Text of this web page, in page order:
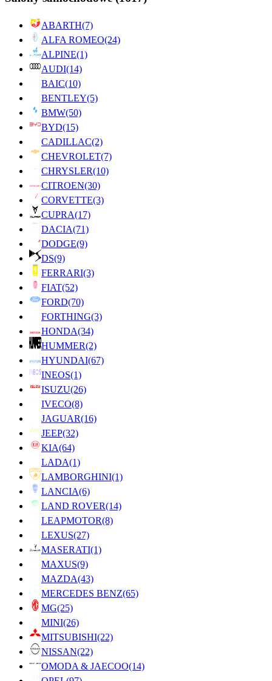
ABARTH(7)
ALFA ROMEO(24)
ALPINE(1)
AUDI(14)
BAIC(10)
BENTLEY(5)
BMW(50)
BYD(15)
CADILLAC(2)
CHEVROLET(7)
CHRYSLER(10)
CITROEN(30)
CORVETTE(3)
CUPRA(17)
DACIA(71)
DODGE(9)
DS(9)
FERRARI(3)
FIAT(52)
FORD(70)
FORTHING(3)
HONDA(34)
HUMMER(2)
HYUNDAI(67)
INEOS(1)
ISUZU(26)
IVECO(8)
JAGUAR(16)
JEEP(32)
KIA(64)
LADA(1)
LAMBORGHINI(1)
LANCIA(6)
LAND ROVER(14)
LEAPMOTOR(8)
LEXUS(27)
MASERATI(1)
MAXUS(9)
MAZDA(43)
MERCEDES BENZ(65)
MG(25)
MINI(26)
MITSUBISHI(22)
NISSAN(22)
OMODA & JAECOO(14)